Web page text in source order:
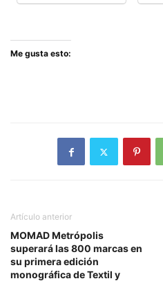
Me gusta esto:
Artículo anterior
MOMAD Metrópolis
superará las 800 marcas en
su primera edición
monográfica de Textil y